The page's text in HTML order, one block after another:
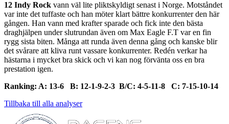
12 Indy Rock vann väl lite pliktskyldigt senast i Norge. Motståndet
var inte det tuffaste och han möter klart bättre konkurrenter den här
gången. Han vann med krafter sparade och fick inte den bästa
draghjälpen under slutrundan även om Max Eagle F.T var en fin
rygg sista biten. Många att runda även denna gång och kanske blir
det svårare att kliva runt vassare konkurrenter. Redén verkar ha
hästarna i mycket bra skick och vi kan nog förvänta oss en bra
prestation igen.
Ranking: A: 13-6 B: 12-1-9-2-3 B/C: 4-5-11-8 C: 7-15-10-14
Tillbaka till alla analyser